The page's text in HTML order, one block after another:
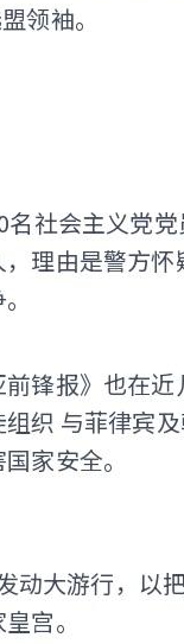
领袖。
社会主义党
理由是警方
锋报》也在
织 与菲律宾
家安全。
动大游行，以
宫。